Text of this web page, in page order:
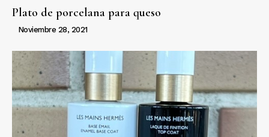
Plato de porcelana para queso
Noviembre 28, 2021